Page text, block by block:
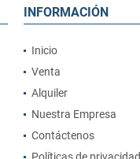
INFORMACIÓN
Inicio
Venta
Alquiler
Nuestra Empresa
Contáctenos